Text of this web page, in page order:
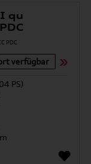
qu
verfügbar
PS)